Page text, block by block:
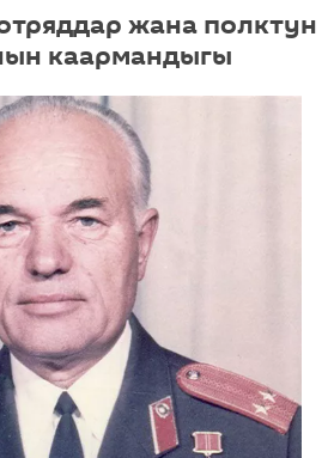
жана полктун
каармандыгы